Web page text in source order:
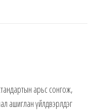
арьс сонгож,
ашиглан үйлдвэрлдэг